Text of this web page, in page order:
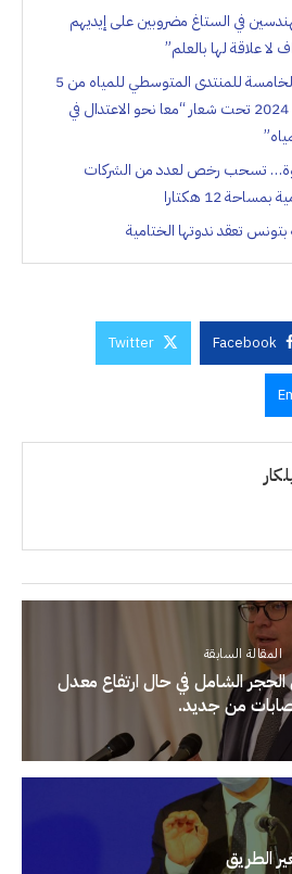
في الستاغ مضروبين على إيديهم
لا علاقة لها بالعلم”
تونس تحتضن الدورة الخامسة للمنتدى المتوسطي للمياه من 5
فيفري إلى غاية 7 فيفري 2024 تحت شعار “معا نحو الاعتدال في
تسحب رخص لعدد من الشركات
تعقد ندوتها الختامية
Facebook
Twitter
المقالة السابقة
الحجر الشامل في حال ارتفاع معدل
من جديد.
الطريق